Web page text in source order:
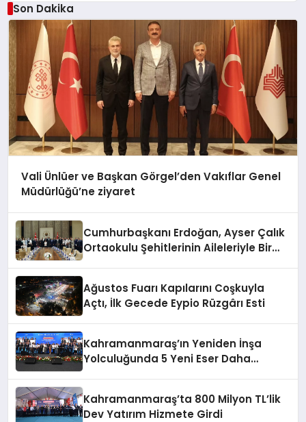
Son Dakika
Vali Ünlüer ve Başkan Görgel’den Vakıflar Genel
Müdürlüğü’ne ziyaret
Cumhurbaşkanı Erdoğan, Ayser Çalık
Ortaokulu Şehitlerinin Aileleriyle Bir
Ağustos Fuarı Kapılarını Coşkuyla
Açtı, İlk Gecede Eypio Rüzgârı Esti
Kahramanmaraş’ın Yeniden İnşa
Yolculuğunda 5 Yeni Eser Daha
Kahramanmaraş’ta 800 Milyon TL’lik
Dev Yatırım Hizmete Girdi